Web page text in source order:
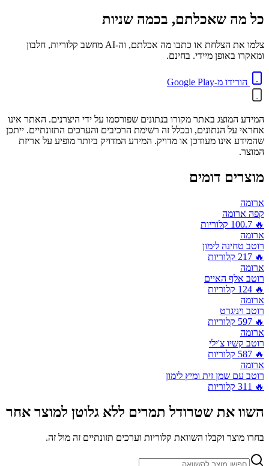
כל מה שאכלתם, בכמה שניות
צלמו את הצלחת או כתבו מה אכלתם, וה-AI מחשב קלוריות, חלבון
ומאקרו באופן מיידי. בחינם.
הורידו מ-Google Play
המידע המוצג באתר מקורו בנתונים שפורסמו על ידי היצרנים. האתר אינו
אחראי על הנתונים, ובכלל זה רשימת הרכיבים והערכים התזונתיים. ייתכן
שהמידע אינו מעודכן או מדויק. המידע המדויק ביותר מופיע על אריזת
המוצר.
מוצרים דומים
ארומה
קפה ארומה
🔥
100.7 קלוריות
ארומה
רוטב טחינה לימון
🔥
217 קלוריות
ארומה
רוטב אלף האיים
🔥
124 קלוריות
ארומה
רוטב ויניגרט
🔥
597 קלוריות
ארומה
רוטב קשיו צ'ילי
🔥
587 קלוריות
ארומה
רוטב עם שמן זית ומיץ לימון
🔥
311 קלוריות
השוו את שטרודל תמרים ללא גלוטן למוצר אחר
בחרו מוצר וקבלו השוואת קלוריות וערכים תזונתיים זה מול זה.